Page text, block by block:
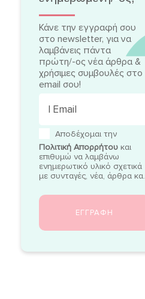
Κάνε την εγγραφή σου
στο newsletter, για να
λαμβάνεις πάντα
πρώτη/-ος νέα άρθρα &
χρήσιμες συμβουλές στο
email σου!
Αποδέχομαι την
Πολιτική Απορρήτου και
επιθυμώ να λαμβάνω
ενημερωτικό υλικό σχετικά
με συνταγές, νέα, άρθρα κα.